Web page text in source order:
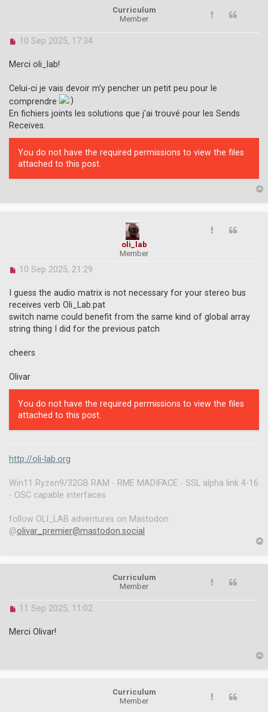
Curriculum
Member
U
r
d
p
o
s
10 Sep 2025, 17:34
Merci oli_lab!
Celui-ci je vais devoir m'y pencher un petit peu pour le
comprendre
En fichiers joints les solutions que j'ai trouvé pour les Sends
Receives.
You do not have the required permissions to view the files
attached to this post.
p
oli_lab
Member
U
r
e
a
d
p
s
10 Sep 2025, 21:29
I guess the audio matrix is not necessary for your stereo bus
receives verb Oli_Lab.pat
switch name could benefit from the same kind of global array
string thing I did for the previous patch
cheers
Olivar
You do not have the required permissions to view the files
attached to this post.
http://oli-lab.org
Win11 Ryzen9/32GB RAM - RME MADIFACE - SSL alpha link 4-16
- OSC capable interfaces
follow OLI_LAB adventures on Mastodon
@olivar_premier@mastodon.social
Curriculum
Member
U
r
e
11 Sep 2025, 11:02
Merci Olivar!
p
Curriculum
Member